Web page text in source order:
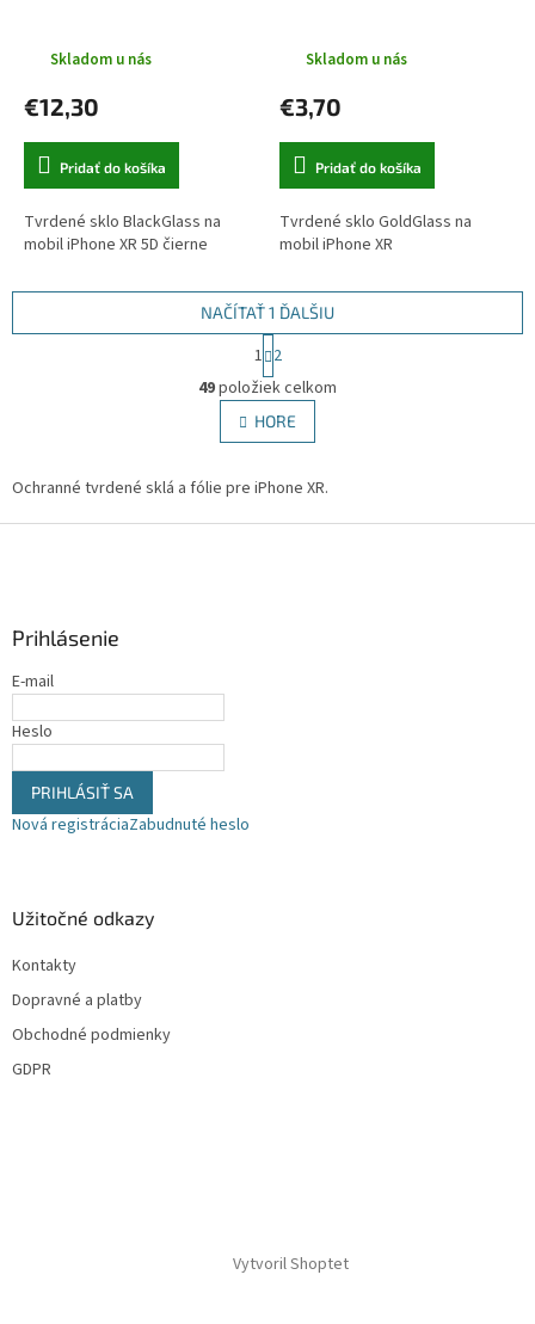
Skladom u nás
€12,30
Pridať do košíka
Tvrdené sklo BlackGlass na
mobil iPhone XR 5D čierne
Skladom u nás
€3,70
Pridať do košíka
Tvrdené sklo GoldGlass na
mobil iPhone XR
O
v
l
á
a
NAČÍTAŤ 1 ĎALŠIU
S
t
r
á
n
k
v
n
1 2
49položiek celkom
HORE
Ochranné tvrdené sklá a fólie pre iPhone XR.
Prihlásenie
E-mail
Heslo
PRIHLÁSIŤ SA
Nová registráciaZabudnuté heslo
Užitočné odkazy
Kontakty
Dopravné a platby
Obchodné podmienky
GDPR
Vytvoril Shoptet